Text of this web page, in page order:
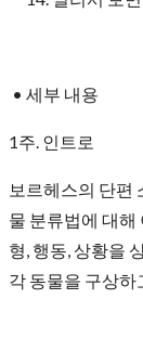
• 세부 내용
1주. 인트로
보르헤스의 단편
물 분류법에 대해
형, 행동, 상황을
각 동물을 구상